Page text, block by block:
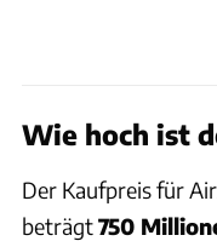
Wie hoch ist
Der Kaufpreis für
beträgt750